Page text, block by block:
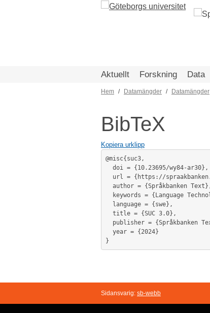
Aktuellt Forskning Data
Länkstig
Hem Datamängder Datamängder
BibTeX
Kopiera urklipp
@misc{suc3,
}
Sidansvarig: sb-webb